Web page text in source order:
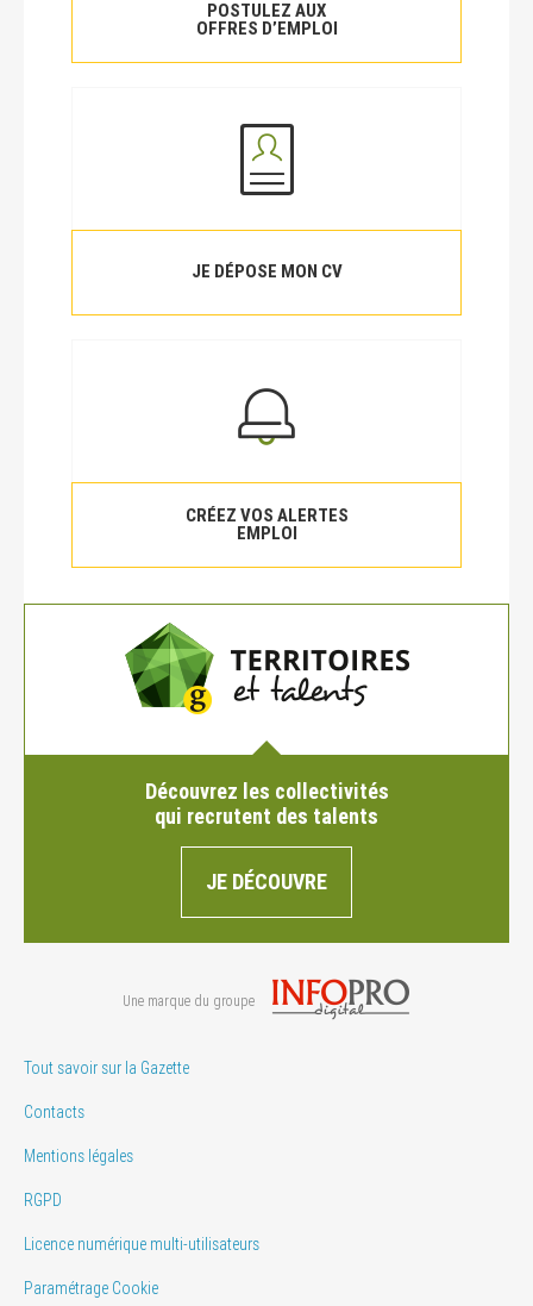
POSTULEZ AUX
OFFRES D’EMPLOI
JE DÉPOSE MON CV
CRÉEZ VOS ALERTES
EMPLOI
Découvrez les collectivités
qui recrutent des talents
JE DÉCOUVRE
Une marque du groupe
Tout savoir sur la Gazette
Contacts
Mentions légales
RGPD
Licence numérique multi-utilisateurs
Paramétrage Cookie